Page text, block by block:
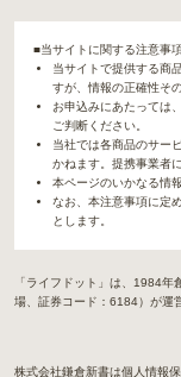
■当サイトに関する注意事
当サイトで提供する商
すが、情報の正確性そ
お申込みにあたっては
ご判断ください。
当社では各商品のサー
かねます。提携事業者
本ページのいかなる情
なお、本注意事項に定
とします。
「ライフドット」は、1984
場、証券コード：6184）が運
株式会社鎌倉新書は個人情報